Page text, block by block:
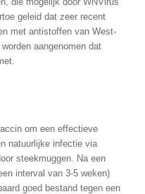
geleid dat zeer recent
met antistoffen van West-
aangenomen dat
om een effectieve
natuurlijke infectie via
steekmuggen. Na een
interval van 3-5 weken)
goed bestand tegen een